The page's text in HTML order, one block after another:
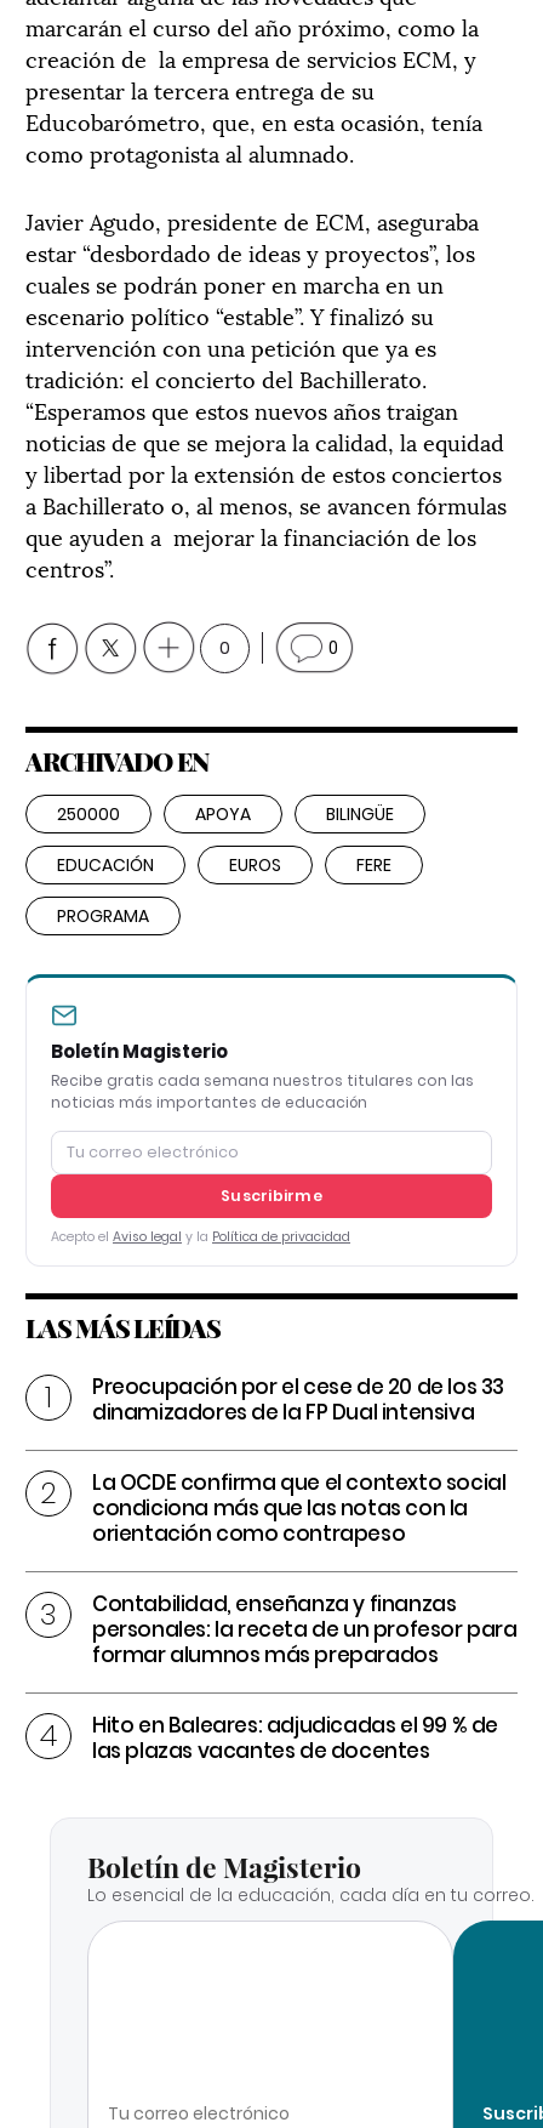
marcarán el curso del año próximo, como la
creación de la empresa de servicios ECM, y
presentar la tercera entrega de su
Educobarómetro, que, en esta ocasión, tenía
como protagonista al alumnado.
Javier Agudo, presidente de ECM, aseguraba
estar “desbordado de ideas y proyectos”, los
cuales se podrán poner en marcha en un
escenario político “estable”. Y finalizó su
intervención con una petición que ya es
tradición: el concierto del Bachillerato.
“Esperamos que estos nuevos años traigan
noticias de que se mejora la calidad, la equidad
y libertad por la extensión de estos conciertos
a Bachillerato o, al menos, se avancen fórmulas
que ayuden a mejorar la financiación de los
centros”.
0 0
ARCHIVADO EN
250000 APOYA BILINGÜE
EDUCACIÓN EUROS FERE
PROGRAMA
Boletín Magisterio
Recibe gratis cada semana nuestros titulares con las
noticias más importantes de educación
Suscribirme
Acepto el Aviso legal y la Política de privacidad
LAS MÁS LEÍDAS
Preocupación por el cese de 20 de los 33
dinamizadores de la FP Dual intensiva
La OCDE confirma que el contexto social
condiciona más que las notas con la
orientación como contrapeso
Contabilidad, enseñanza y finanzas
personales: la receta de un profesor para
formar alumnos más preparados
Hito en Baleares: adjudicadas el 99 % de
las plazas vacantes de docentes
Boletín de Magisterio
Lo esencial de la educación, cada día en tu correo.